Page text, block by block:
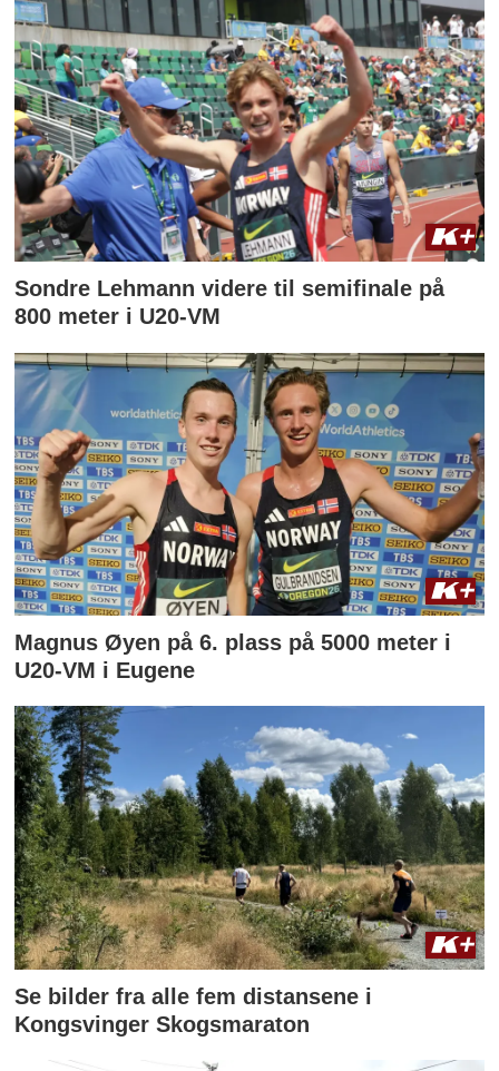
Sondre Lehmann videre til semifinale på
800 meter i U20-VM
Magnus Øyen på 6. plass på 5000 meter i
U20-VM i Eugene
Se bilder fra alle fem distansene i
Kongsvinger Skogsmaraton